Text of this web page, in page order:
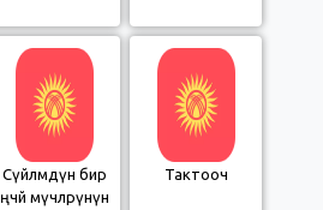
Сүйлөмдүн бир
өңчөй мүчөлөрүнүн
Тактооч